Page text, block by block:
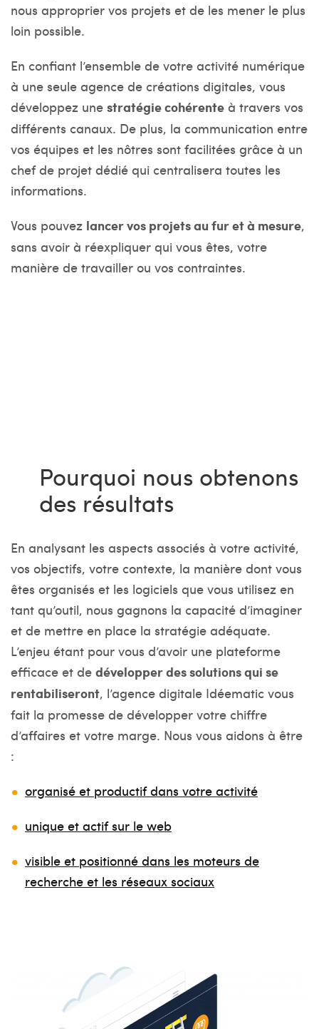
nous approprier vos projets et de les mener le plus
loin possible.
En confiant l’ensemble de votre activité numérique
à une seule agence de créations digitales, vous
développez une stratégie cohérente à travers vos
différents canaux. De plus, la communication entre
vos équipes et les nôtres sont facilitées grâce à un
chef de projet dédié qui centralisera toutes les
informations.
Vous pouvez lancer vos projets au fur et à mesure,
sans avoir à réexpliquer qui vous êtes, votre
manière de travailler ou vos contraintes.
Pourquoi nous obtenons
des résultats
En analysant les aspects associés à votre activité,
vos objectifs, votre contexte, la manière dont vous
êtes organisés et les logiciels que vous utilisez en
tant qu’outil, nous gagnons la capacité d’imaginer
et de mettre en place la stratégie adéquate.
L’enjeu étant pour vous d’avoir une plateforme
efficace et de développer des solutions qui se
rentabiliseront, l’agence digitale Idéematic vous
fait la promesse de développer votre chiffre
d’affaires et votre marge. Nous vous aidons à être
:
organisé et productif dans votre activité
unique et actif sur le web
visible et positionné dans les moteurs de
recherche et les réseaux sociaux